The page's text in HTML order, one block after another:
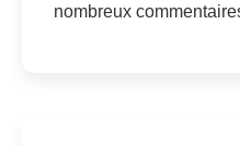
nombreux